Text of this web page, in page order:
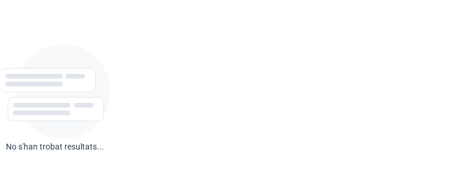
No s'han trobat resultats...